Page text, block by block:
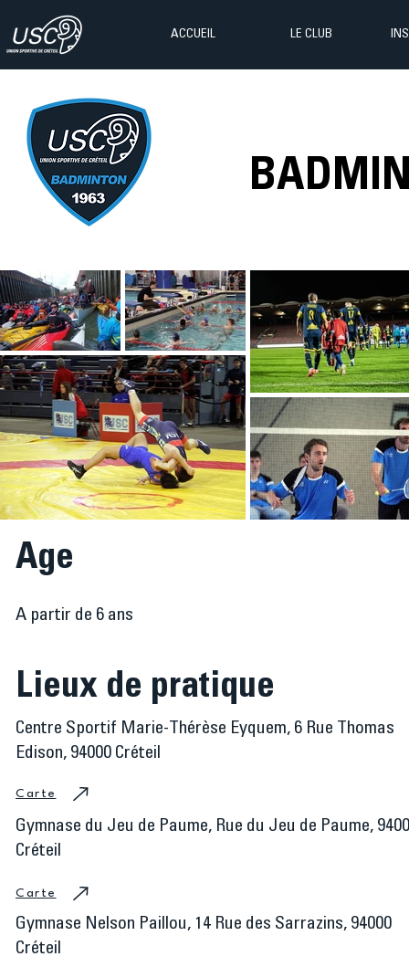
ACCUEIL LE CLUB
Age
A partir de 6 ans
Lieux de pratique
Centre Sportif Marie-Thérèse Eyquem, 6 Rue Thomas
Edison, 94000 Créteil
​Gymnase du Jeu de Paume, Rue du Jeu de Paume,
Créteil
Gymnase Nelson Paillou, 14 Rue des Sarrazins, 94000
Créteil
Carte
Carte